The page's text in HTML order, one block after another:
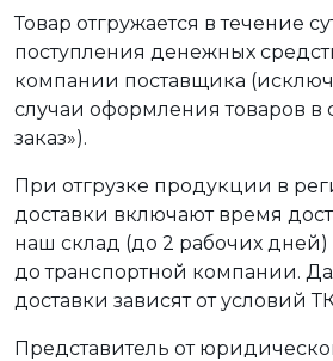
Товар отгружается в течение
поступления денежных
компании поставщика
случаи оформления товаров в
заказ»).
При отгрузке продукции в
доставки включают время
наш склад (до 2 рабочих
до транспортной компании.
доставки зависят от условий
Представитель от